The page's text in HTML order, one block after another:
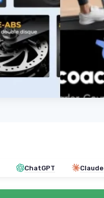
ChatGPT Claude